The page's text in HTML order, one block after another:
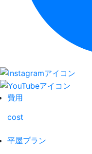
費用
cost
平屋プラン